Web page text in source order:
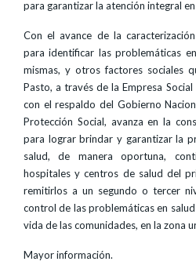
para garantizar la atención integral
Con el avance de la
para identificar las problemáticas
mismas, y otros factores sociales
Pasto, a través de la Empresa Social
con el respaldo del Gobierno
Protección Social, avanza en la
para lograr brindar y garantizar la
salud, de manera oportuna,
hospitales y centros de salud del
remitirlos a un segundo o tercer
control de las problemáticas en
vida de las comunidades, en la zona
Mayor información.